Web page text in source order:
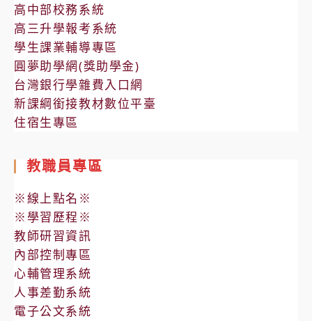
高中部校務系統
高三升學報考系統
學生課業輔導專區
圓夢助學網(獎助學金)
台灣銀行學雜費入口網
新課綱銜接教材數位平臺
住宿生專區
教職員專區
※線上點名※
※學習歷程※
教師研習資訊
內部控制專區
心輔管理系統
人事差勤系統
電子公文系統